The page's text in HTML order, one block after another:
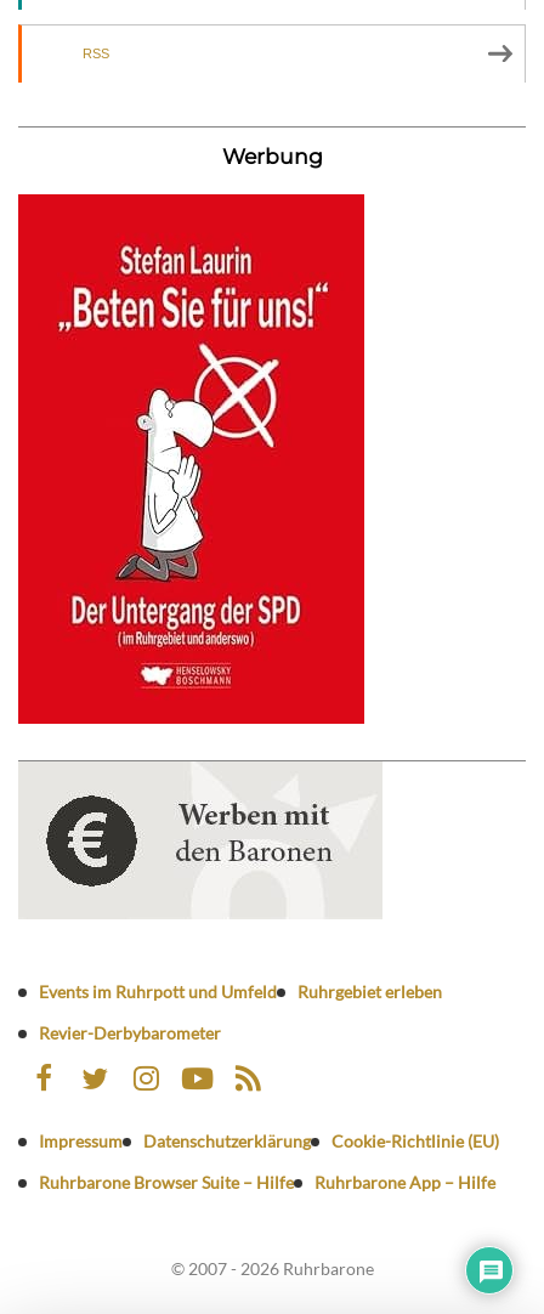
RSS
Werbung
Events im Ruhrpott und Umfeld
Ruhrgebiet erleben
Revier-Derbybarometer
Impressum Datenschutzerklärung
Cookie-Richtlinie (EU)
Ruhrbarone Browser Suite – Hilfe
Ruhrbarone App – Hilfe
© 2007 - 2026 Ruhrbarone